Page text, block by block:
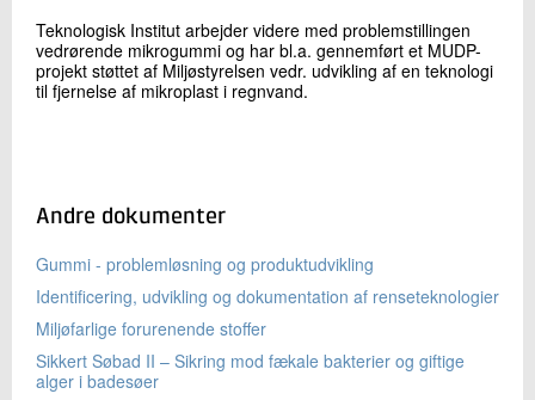
Teknologisk Institut arbejder videre med problemstillingen
vedrørende mikrogummi og har bl.a. gennemført et MUDP-
projekt støttet af Miljøstyrelsen vedr. udvikling af en teknologi
til fjernelse af mikroplast i regnvand.
Andre dokumenter
Gummi - problemløsning og produktudvikling
Identificering, udvikling og dokumentation af renseteknologier
Miljøfarlige forurenende stoffer
Sikkert Søbad II – Sikring mod fækale bakterier og giftige
alger i badesøer